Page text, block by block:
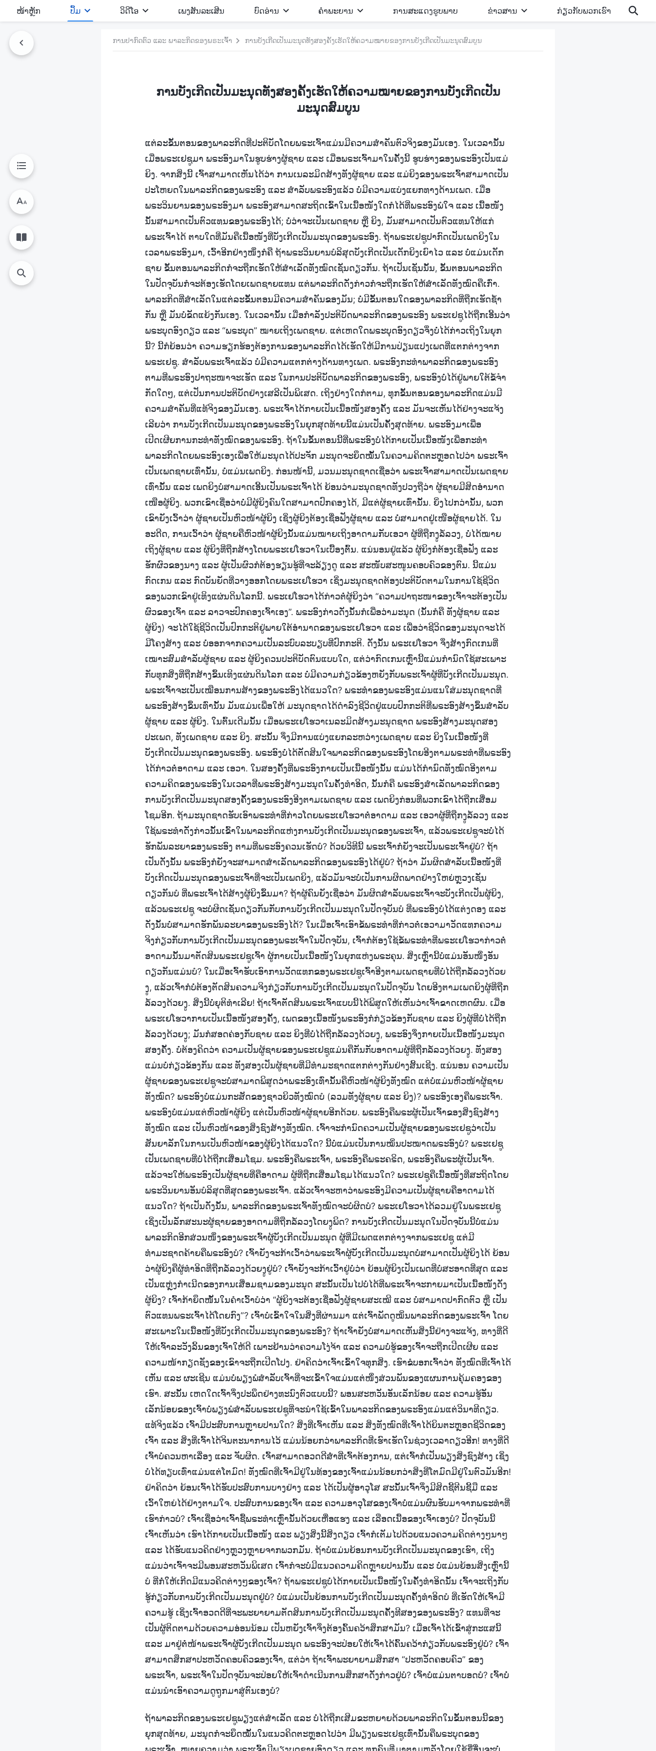
​ໜ້າຫຼັກ ປຶ້ມ ວິ​ດີ​ໂອ ເພງສັນລະເສີນ ບົດອ່ານ ຄຳພະຍານ ການສະແດງຮູບພາບ ຂ່າວສານ ກ່ຽວກັບພວກເຮົາ
ການປາກົດຕົວ ແລະ ພາລະກິດຂອງພຣະເຈົ້າ ການບັງເກີດເປັນມະນຸດທັງສອງຄັ້ງເຮັດໃຫ້ຄວາມໝາຍຂອງການບັງເກີດເປັນມະນຸດສົມບູນ
ການບັງເກີດເປັນມະນຸດທັງສອງຄັ້ງເຮັດໃຫ້ຄວາມໝາຍຂອງການບັງເກີດເປັນ
ມະນຸດສົມບູນ
ແຕ່ລະຂັ້ນຕອນຂອງພາລະກິດທີ່ປະຕິບັດໂດຍພຣະເຈົ້າແມ່ນມີຄວາມສໍາຄັນຕົວຈິງຂອງມັນເອງ. ໃນເວລານັ້ນ
ເມື່ອພຣະເຢຊູມາ ພຣະອົງມາໃນຮູບຮ່າງຜູ້ຊາຍ ແລະ ເມື່ອພຣະເຈົ້າມາໃນຄັ້ງນີ້ ຮູບຮ່າງຂອງພຣະອົງເປັນແມ່
ຍິງ. ຈາກສິ່ງນີ້ ເຈົ້າສາມາດເຫັນໄດ້ວ່າ ການເນລະມິດສ້າງທັງຜູ້ຊາຍ ແລະ ແມ່ຍິງຂອງພຣະເຈົ້າສາມາດເປັນ
ປະໂຫຍດໃນພາລະກິດຂອງພຣະອົງ ແລະ ສໍາລັບພຣະອົງແລ້ວ ບໍ່ມີຄວາມແບ່ງແຍກທາງດ້ານເພດ. ເມື່ອ
ພຣະວິນຍານຂອງພຣະອົງມາ ພຣະອົງສາມາດສະຖິດເຂົ້າໃນເນື້ອໜັງໃດກໍໄດ້ທີ່ພຣະອົງພໍໃຈ ແລະ ເນື້ອໜັງ
ນັ້ນສາມາດເປັນຕົວແທນຂອງພຣະອົງໄດ້; ບໍ່ວ່າຈະເປັນເພດຊາຍ ຫຼື ຍິງ, ມັນສາມາດເປັນຕົວແທນໃຫ້ແກ່
ພຣະເຈົ້າໄດ້ ຕາບໃດທີ່ມັນຄືເນື້ອໜັງທີ່ບັງເກີດເປັນມະນຸດຂອງພຣະອົງ. ຖ້າພຣະເຢຊູປາກົດເປັນເພດຍິງໃນ
ເວລາພຣະອົງມາ, ເວົ້າອີກຢ່າງໜຶ່ງກໍຄື ຖ້າພຣະວິນຍານບໍລິສຸດບັງເກີດເປັນເດັກຍິງເຍົາໄວ ແລະ ບໍ່ແມ່ນເດັກ
ຊາຍ ຂັ້ນຕອນພາລະກິດກໍຈະຖືກເຮັດໃຫ້ສໍາເລັດທັງໝົດເຊັ່ນດຽວກັນ. ຖ້າເປັນເຊັ່ນນັ້ນ, ຂັ້ນຕອນພາລະກິດ
ໃນປັດຈຸບັນກໍຈະຕ້ອງເຮັດໂດຍເພດຊາຍແທນ ແຕ່ພາລະກິດດັ່ງກ່າວກໍຈະຖືກເຮັດໃຫ້ສໍາເລັດທັງໝົດຄືເກົ່າ.
ພາລະກິດທີ່ສໍາເລັດໃນແຕ່ລະຂັ້ນຕອນມີຄວາມສໍາຄັນຂອງມັນ; ບໍ່ມີຂັ້ນຕອນໃດຂອງພາລະກິດທີ່ຖືກເຮັດຊໍ້າ
ກັນ ຫຼື ມັນບໍ່ຂັດແຍ້ງກັນເອງ. ໃນເວລານັ້ນ ເມື່ອກຳລັງປະຕິບັດພາລະກິດຂອງພຣະອົງ ພຣະເຢຊູໄດ້ຖືກເອີ້ນວ່າ
ພຣະບຸດອົງດຽວ ແລະ “ພຣະບຸດ” ໝາຍເຖິງເພດຊາຍ. ແຕ່ເຫດໃດພຣະບຸດອົງດຽວຈຶ່ງບໍ່ໄດ້ກ່າວເຖິງໃນຍຸກ
ນີ້? ນີ້ກໍຍ້ອນວ່າ ຄວາມຮຽກຮ້ອງຕ້ອງການຂອງພາລະກິດໄດ້ເຮັດໃຫ້ມີການປ່ຽນແປງເພດທີ່ແຕກຕ່າງຈາກ
ພຣະເຢຊູ. ສໍາລັບພຣະເຈົ້າແລ້ວ ບໍ່ມີຄວາມແຕກຕ່າງດ້ານທາງເພດ. ພຣະອົງກະທໍາພາລະກິດຂອງພຣະອົງ
ຕາມທີ່ພຣະອົງປາຖະໜາຈະເຮັດ ແລະ ໃນການປະຕິບັດພາລະກິດຂອງພຣະອົງ, ພຣະອົງບໍ່ໄດ້ຢູ່ພາຍໃຕ້ຂໍ້ຈໍາ
ກັດໃດໆ, ແຕ່ເປັນການປະຕິບັດຢ່າງເສລີເປັນພິເສດ. ເຖິງຢ່າງໃດກໍຕາມ, ທຸກຂັ້ນຕອນຂອງພາລະກິດແມ່ນມີ
ຄວາມສໍາຄັນທີ່ແທ້ຈິງຂອງມັນເອງ. ພຣະເຈົ້າໄດ້ກາຍເປັນເນື້ອໜັງສອງຄັ້ງ ແລະ ມັນຈະເຫັນໄດ້ຢ່າງຈະແຈ້ງ
ເລີຍວ່າ ການບັງເກີດເປັນມະນຸດຂອງພຣະອົງໃນຍຸກສຸດທ້າຍນີ້ແມ່ນເປັນຄັ້ງສຸດທ້າຍ. ພຣະອົງມາເພື່ອ
ເປີດເຜີຍການກະທໍາທັງໝົດຂອງພຣະອົງ. ຖ້າໃນຂັ້ນຕອນນີ້ທີ່ພຣະອົງບໍ່ໄດ້ກາຍເປັນເນື້ອໜັງເພື່ອກະທໍາ
ພາລະກິດໂດຍພຣະອົງເອງເພື່ອໃຫ້ມະນຸດໄດ້ປະຈັກ ມະນຸດຈະຍຶດໝັ້ນໃນຄວາມຄິດຕະຫຼອດໄປວ່າ ພຣະເຈົ້າ
ເປັນເພດຊາຍເທົ່ານັ້ນ, ບໍ່ແມ່ນເພດຍິງ. ກ່ອນໜ້ານີ້, ມວນມະນຸດຊາດເຊື່ອວ່າ ພຣະເຈົ້າສາມາດເປັນເພດຊາຍ
ເທົ່ານັ້ນ ແລະ ເພດຍິງບໍ່ສາມາດເອີ້ນເປັນພຣະເຈົ້າໄດ້ ຍ້ອນວ່າມະນຸດຊາດທັງປວງຖືວ່າ ຜູ້ຊາຍມີສິດອໍານາດ
ເໜືອຜູ້ຍິງ. ພວກເຂົາເຊື່ອວ່າບໍ່ມີຜູ້ຍິງຄົນໃດສາມາດປົກຄອງໄດ້, ມີແຕ່ຜູ້ຊາຍເທົ່ານັ້ນ. ຍິ່ງໄປກວ່ານັ້ນ, ພວກ
ເຂົາຍັງເວົ້າວ່າ ຜູ້ຊາຍເປັນຫົວໜ້າຜູ້ຍິງ ເຊິ່ງຜູ້ຍິງຕ້ອງເຊື່ອຟັງຜູ້ຊາຍ ແລະ ບໍ່ສາມາດຢູ່ເໜືອຜູ້ຊາຍໄດ້. ໃນ
ອະດີດ, ການເວົ້າວ່າ ຜູ້ຊາຍຄືຫົວໜ້າຜູ້ຍິງນັ້ນແມ່ນໝາຍເຖິງອາດາມກັບເອວາ ຜູ້ທີ່ຖືກງູລໍ້ລວງ, ບໍ່ໄດ້ໝາຍ
ເຖິງຜູ້ຊາຍ ແລະ ຜູ້ຍິງທີ່ຖືກສ້າງໂດຍພຣະເຢໂຮວາໃນເບື້ອງຕົ້ນ. ແນ່ນອນຢູ່ແລ້ວ ຜູ້ຍິງກໍຕ້ອງເຊື່ອຟັງ ແລະ
ຮັກຜົວຂອງນາງ ແລະ ຜູ້ເປັນຜົວກໍຕ້ອງຮຽນຮູ້ທີ່ຈະລ້ຽງດູ ແລະ ສະໜັບສະໜູນຄອບຄົວຂອງຕົນ. ນີ້ແມ່ນ
ກົດເກນ ແລະ ກົດບັນຍັດທີ່ວາງອອກໂດຍພຣະເຢໂຮວາ ເຊິ່ງມະນຸດຊາດຕ້ອງປະຕິບັດຕາມໃນການໃຊ້ຊີວິດ
ຂອງພວກເຂົາຢູ່ເທິງແຜ່ນດິນໂລກນີ້. ພຣະເຢໂຮວາໄດ້ກ່າວຕໍ່ຜູ້ຍິງວ່າ “ຄວາມປາຖະໜາຂອງເຈົ້າຈະຕ້ອງເປັນ
ຜົວຂອງເຈົ້າ ແລະ ລາວຈະປົກຄອງເຈົ້າເອງ”. ພຣະອົງກ່າວດັ່ງນັ້ນກໍເພື່ອວ່າມະນຸດ (ນັ້ນກໍຄື ທັງຜູ້ຊາຍ ແລະ
ຜູ້ຍິງ) ຈະໄດ້ໃຊ້ຊີວິດເປັນປົກກະຕິຢູ່ພາຍໃຕ້ອຳນາດຂອງພຣະເຢໂຮວາ ແລະ ເພື່ອວ່າຊີວິດຂອງມະນຸດຈະໄດ້
ມີໂຄງສ້າງ ແລະ ບໍ່ອອກຈາກຄວາມເປັນລະບົບລະບຽບທີ່ປົກກະຕິ. ດັ່ງນັ້ນ ພຣະເຢໂຮວາ ຈຶ່ງສ້າງກົດເກນທີ່
ເໝາະສົມສໍາລັບຜູ້ຊາຍ ແລະ ຜູ້ຍິງຄວນປະຕິບັດຕົນແບບໃດ, ແຕ່ວ່າກົດເກນເຫຼົ່ານີ້ແມ່ນກໍານົດໃຊ້ສະເພາະ
ກັບທຸກສິ່ງທີ່ຖືກສ້າງຂຶ້ນເທິງແຜ່ນດິນໂລກ ແລະ ບໍ່ມີຄວາມກ່ຽວຂ້ອງຫຍັງກັບພຣະເຈົ້າຜູ້ທີ່ບັງເກີດເປັນມະນຸດ.
ພຣະເຈົ້າຈະເປັນເໝືອນການສ້າງຂອງພຣະອົງໄດ້ແນວໃດ? ພຣະທໍາຂອງພຣະອົງແມ່ນແນໃສ່ມະນຸດຊາດທີ່
ພຣະອົງສ້າງຂຶ້ນເທົ່ານັ້ນ ມັນແມ່ນເພື່ອໃຫ້ ມະນຸດຊາດໄດ້ດໍາລົງຊີວິດຢູ່ແບບປົກກະຕິທີ່ພຣະອົງສ້າງຂຶ້ນສໍາລັບ
ຜູ້ຊາຍ ແລະ ຜູ້ຍິງ. ໃນຕົ້ນເດີມນັ້ນ ເມື່ອພຣະເຢໂຮວາເນລະມິດສ້າງມະນຸດຊາດ ພຣະອົງສ້າງມະນຸດສອງ
ປະເພດ, ທັງເພດຊາຍ ແລະ ຍິງ. ສະນັ້ນ ຈຶ່ງມີການແບ່ງແຍກລະຫວ່າງເພດຊາຍ ແລະ ຍິງໃນເນື້ອໜັງທີ່
ບັງເກີດເປັນມະນຸດຂອງພຣະອົງ. ພຣະອົງບໍ່ໄດ້ຕັດສິນໃຈພາລະກິດຂອງພຣະອົງໂດຍອີງຕາມພຣະທໍາທີ່ພຣະອົງ
ໄດ້ກ່າວຕໍ່ອາດາມ ແລະ ເອວາ. ໃນສອງຄັ້ງທີ່ພຣະອົງກາຍເປັນເນື້ອໜັງນັ້ນ ແມ່ນໄດ້ກໍານົດທັງໝົດອີງຕາມ
ຄວາມຄິດຂອງພຣະອົງໃນເວລາທີ່ພຣະອົງສ້າງມະນຸດໃນຄັ້ງທໍາອິດ, ນັ້ນກໍຄື ພຣະອົງສໍາເລັດພາລະກິດຂອງ
ການບັງເກີດເປັນມະນຸດສອງຄັ້ງຂອງພຣະອົງອີງຕາມເພດຊາຍ ແລະ ເພດຍິງກ່ອນທີ່ພວກເຂົາໄດ້ຖືກເສື່ອມ
ໂຊມອີກ. ຖ້າມະນຸດຊາດຮັບເອົາພຣະທໍາທີ່ກ່າວໂດຍພຣະເຢໂຮວາຕໍ່ອາດາມ ແລະ ເອວາຜູ້ທີ່ຖືກງູລໍ້ລວງ ແລະ
ໃຊ້ພຣະທໍາດັ່ງກ່າວນັ້ນເຂົ້າໃນພາລະກິດແຫ່ງການບັງເກີດເປັນມະນຸດຂອງພຣະເຈົ້າ, ແລ້ວພຣະເຢຊູຈະບໍ່ໄດ້
ຮັກພັນລະຍາຂອງພຣະອົງ ຕາມທີ່ພຣະອົງຄວນເຮັດບໍ? ດ້ວຍວິທີນີ້ ພຣະເຈົ້າກໍຍັງຈະເປັນພຣະເຈົ້າຢູ່ບໍ? ຖ້າ
ເປັນດັ່ງນັ້ນ ພຣະອົງກໍຍັງຈະສາມາດສໍາເລັດພາລະກິດຂອງພຣະອົງໄດ້ຢູ່ບໍ? ຖ້າວ່າ ມັນຜິດສໍາລັບເນື້ອໜັງທີ່
ບັງເກີດເປັນມະນຸດຂອງພຣະເຈົ້າທີ່ຈະເປັນເພດຍິງ, ແລ້ວມັນຈະບໍ່ເປັນການຜິດພາດຢ່າງໃຫຍ່ຫຼວງເຊັ່ນ
ດຽວກັນບໍ ທີ່ພຣະເຈົ້າໄດ້ສ້າງຜູ້ຍິງຂຶ້ນມາ? ຖ້າຜູ້ຄົນຍັງເຊື່ອວ່າ ມັນຜິດສໍາລັບພຣະເຈົ້າຈະບັງເກີດເປັນຜູ້ຍິງ,
ແລ້ວພຣະເຢຊູ ຈະບໍ່ຜິດເຊັ່ນດຽວກັນກັບການບັງເກີດເປັນມະນຸດໃນປັດຈຸບັນບໍ ທີ່ພຣະອົງບໍ່ໄດ້ແຕ່ງດອງ ແລະ
ດັ່ງນັ້ນບໍ່ສາມາດຮັກພັນລະຍາຂອງພຣະອົງໄດ້? ໃນເມື່ອເຈົ້າເອົາຂໍ້ພຣະທໍາທີ່ກ່າວຕໍ່ເອວາມາວັດແທກຄວາມ
ຈິງກ່ຽວກັບການບັງເກີດເປັນມະນຸດຂອງພຣະເຈົ້າໃນປັດຈຸບັນ, ເຈົ້າກໍຕ້ອງໃຊ້ຂໍ້ພຣະທໍາທີ່ພຣະເຢໂຮວາກ່າວຕໍ່
ອາດາມນັ້ນມາຕັດສິນພຣະເຢຊູເຈົ້າ ຜູ້ກາຍເປັນເນື້ອໜັງໃນຍຸກແຫ່ງພຣະຄຸນ. ສິ່ງເຫຼົ່ານີ້ບໍ່ແມ່ນອັນໜຶ່ງອັນ
ດຽວກັນແມ່ນບໍ? ໃນເມື່ອເຈົ້າຮັບເອົາການວັດແທກຂອງພຣະເຢຊູເຈົ້າອີງຕາມເພດຊາຍທີ່ບໍ່ໄດ້ຖືກລໍ້ລວງດ້ວຍ
ງູ, ແລ້ວເຈົ້າກໍບໍ່ຕ້ອງຕັດສິນຄວາມຈິງກ່ຽວກັບການບັງເກີດເປັນມະນຸດໃນປັດຈຸບັນ ໂດຍອີງຕາມເພດຍິງຜູ້ທີ່ຖືກ
ລໍ້ລວງດ້ວຍງູ. ສິ່ງນີ້ບໍ່ຍຸຕິທໍາເລີຍ! ຖ້າເຈົ້າຕັດສິນພຣະເຈົ້າແບບນີ້ໄດ້ພິສູດໃຫ້ເຫັນວ່າເຈົ້າຂາດເຫດຜົນ. ເມື່ອ
ພຣະເຢໂຮວາກາຍເປັນເນື້ອໜັງສອງຄັ້ງ, ເພດຂອງເນື້ອໜັງພຣະອົງກໍກ່ຽວຂ້ອງກັບຊາຍ ແລະ ຍິງຜູ້ທີ່ບໍ່ໄດ້ຖືກ
ລໍ້ລວງດ້ວຍງູ; ມັນກໍສອດຄ່ອງກັບຊາຍ ແລະ ຍິງທີ່ບໍ່ໄດ້ຖືກລໍ້ລວງດ້ວຍງູ, ພຣະອົງຈຶ່ງກາຍເປັນເນື້ອໜັງມະນຸດ
ສອງຄັ້ງ. ບໍ່ຕ້ອງຄິດວ່າ ຄວາມເປັນຜູ້ຊາຍຂອງພຣະເຢຊູແມ່ນຄືກັນກັບອາດາມຜູ້ທີ່ຖືກລໍ້ລວງດ້ວຍງູ. ທັງສອງ
ແມ່ນບໍ່ກ່ຽວຂ້ອງກັນ ແລະ ທັງສອງເປັນຜູ້ຊາຍທີ່ມີທຳມະຊາດແຕກຕ່າງກັນຢ່າງສິ້ນເຊີງ. ແນ່ນອນ ຄວາມເປັນ
ຜູ້ຊາຍຂອງພຣະເຢຊູຈະບໍ່ສາມາດພິສູດວ່າພຣະອົງເທົ່ານັ້ນຄືຫົວໜ້າຜູ້ຍິງທັງໝົດ ແຕ່ບໍ່ແມ່ນຫົວໜ້າຜູ້ຊາຍ
ທັງໝົດ? ພຣະອົງບໍ່ແມ່ນກະສັດຂອງຊາວຍິວທັງໝົດບໍ (ລວມທັງຜູ້ຊາຍ ແລະ ຍິງ)? ພຣະອົງເອງຄືພຣະເຈົ້າ.
ພຣະອົງບໍ່ແມ່ນແຕ່ຫົວໜ້າຜູ້ຍິງ ແຕ່ເປັນຫົວໜ້າຜູ້ຊາຍອີກດ້ວຍ. ພຣະອົງຄືພຣະຜູ້ເປັນເຈົ້າຂອງສິ່ງຊົງສ້າງ
ທັງໝົດ ແລະ ເປັນຫົວໜ້າຂອງສິ່ງຊົງສ້າງທັງໝົດ. ເຈົ້າຈະກຳນົດຄວາມເປັນຜູ້ຊາຍຂອງພຣະເຢຊູວ່າເປັນ
ສັນຍາລັກໃນການເປັນຫົວໜ້າຂອງຜູ້ຍິງໄດ້ແນວໃດ? ນີ້ບໍ່ແມ່ນເປັນການໝິ່ນປະໝາດພຣະອົງບໍ? ພຣະເຢຊູ
ເປັນເພດຊາຍທີ່ບໍ່ໄດ້ຖືກເສື່ອມໂຊມ. ພຣະອົງຄືພຣະເຈົ້າ, ພຣະອົງຄືພຣະຄຣິດ, ພຣະອົງຄືພຣະຜູ້ເປັນເຈົ້າ.
ແລ້ວຈະໃຫ້ພຣະອົງເປັນຜູ້ຊາຍທີ່ຄືອາດາມ ຜູ້ທີ່ຖືກເສື່ອມໂຊມໄດ້ແນວໃດ? ພຣະເຢຊູຄືເນື້ອໜັງທີ່ສະຖິດໂດຍ
ພຣະວິນຍານອັນບໍລິສຸດທີ່ສຸດຂອງພຣະເຈົ້າ. ແລ້ວເຈົ້າຈະຫາວ່າພຣະອົງມີຄວາມເປັນຜູ້ຊາຍຄືອາດາມໄດ້
ແນວໃດ? ຖ້າເປັນດັ່ງນັ້ນ, ພາລະກິດຂອງພຣະເຈົ້າທັງໝົດຈະບໍ່ຜິດບໍ? ພຣະເຢໂຮວາໄດ້ລວມຢູ່ໃນພຣະເຢຊູ
ເຊິ່ງເປັນລັກສະນະຜູ້ຊາຍຂອງອາດາມທີ່ຖືກລໍ້ລວງໂດຍງູພິດ? ການບັງເກີດເປັນມະນຸດໃນປັດຈຸບັນນີ້ບໍ່ແມ່ນ
ພາລະກິດອີກສ່ວນໜຶ່ງຂອງພຣະເຈົ້າຜູ້ບັງເກີດເປັນມະນຸດ ຜູ້ທີ່ມີເພດແຕກຕ່າງຈາກພຣະເຢຊູ ແຕ່ມີ
ທຳມະຊາດຄ້າຍຄືພຣະອົງບໍ? ເຈົ້າຍັງຈະກ້າເວົ້າວ່າພຣະເຈົ້າຜູ້ບັງເກີດເປັນມະນຸດບໍ່ສາມາດເປັນຜູ້ຍິງໄດ້ ຍ້ອນ
ວ່າຜູ້ຍິງຄືຜູ້ທໍາອິດທີ່ຖືກລໍ້ລວງດ້ວຍງູຢູ່ບໍ? ເຈົ້າຍັງຈະກ້າເວົ້າຢູ່ບໍ່ວ່າ ຍ້ອນຜູ້ຍິງເປັນເພດທີ່ບໍ່ສະອາດທີ່ສຸດ ແລະ
ເປັນແຫຼ່ງກໍາເນີດຂອງການເສື່ອມຊາມຂອງມະນຸດ ສະນັ້ນເປັນໄປບໍ່ໄດ້ທີ່ພຣະເຈົ້າຈະກາຍມາເປັນເນື້ອໜັງດັ່ງ
ຜູ້ຍິງ? ເຈົ້າກ້າຍຶດໜັ້ນໃນຄໍາເວົ້າບໍວ່າ “ຜູ້ຍິງຈະຕ້ອງເຊື່ອຟັງຜູ້ຊາຍສະເໝີ ແລະ ບໍ່ສາມາດປາກົດຕົວ ຫຼື ເປັນ
ຕົວແທນພຣະເຈົ້າໄດ້ໂດຍກົງ”? ເຈົ້າບໍ່ເຂົ້າໃຈໃນສິ່ງທີ່ຜ່ານມາ ແຕ່ເຈົ້າພັດດູໝິ່ນພາລະກິດຂອງພຣະເຈົ້າ ໂດຍ
ສະເພາະໃນເນື້ອໜັງທີ່ບັງເກີດເປັນມະນຸດຂອງພຣະອົງ? ຖ້າເຈົ້າຍັງບໍ່ສາມາດເຫັນສິ່ງນີ້ຢ່າງຈະແຈ້ງ, ທາງທີ່ດີ
ໃຫ້ເຈົ້າລະວັງລິ້ນຂອງເຈົ້າໃຫ້ດີ ເພາະຢ້ານວ່າຄວາມໂງ່ຈ້າ ແລະ ຄວາມບໍ່ຮູ້ຂອງເຈົ້າຈະຖືກເປີດເຜີຍ ແລະ
ຄວາມໜ້າກຽດຊັງຂອງເຂົາຈະຖືກເປີດໂປງ. ຢ່າຄິດວ່າເຈົ້າເຂົ້າໃຈທຸກສິ່ງ. ເຮົາຂໍບອກເຈົ້າວ່າ ທັງໝົດທີ່ເຈົ້າໄດ້
ເຫັນ ແລະ ຜະເຊີນ ແມ່ນບໍ່ພຽງພໍສໍາລັບເຈົ້າທີ່ຈະເຂົ້າໃຈແມ່ນແຕ່ໜຶ່ງສ່ວນພັນຂອງແຜນການຄຸ້ມຄອງຂອງ
ເຮົາ. ສະນັ້ນ ເຫດໃດເຈົ້າຈຶ່ງປະພຶດຢ່າງທະນົງຕົວແບບນີ້? ພອນສະຫວັນອັນເລັກນ້ອຍ ແລະ ຄວາມຮູ້ອັນ
ເລັກນ້ອຍຂອງເຈົ້າບໍ່ພຽງພໍສໍາລັບພຣະເຢຊູທີ່ຈະນໍາໃຊ້ເຂົ້າໃນພາລະກິດຂອງພຣະອົງແມ່ນແຕ່ວິນາທີດຽວ.
ແທ້ຈິງແລ້ວ ເຈົ້າມີປະສົບການຫຼາຍປານໃດ? ສິ່ງທີ່ເຈົ້າເຫັນ ແລະ ສິ່ງທັງໝົດທີ່ເຈົ້າໄດ້ຍິນຕະຫຼອດຊີວິດຂອງ
ເຈົ້າ ແລະ ສິ່ງທີ່ເຈົ້າໄດ້ຈິນຕະນາການໄວ້ ແມ່ນນ້ອຍກວ່າພາລະກິດທີ່ເຮົາເຮັດໃນຊ່ວງເວລາດຽວອີກ! ທາງທີ່ດີ
ເຈົ້າບໍ່ຄວນຫາເລື່ອງ ແລະ ຈັບຜິດ. ເຈົ້າສາມາດອວດດີສໍ່າທີ່ເຈົ້າຕ້ອງການ, ແຕ່ເຈົ້າກໍເປັນພຽງສິ່ງຊົງສ້າງ ເຊິ່ງ
ບໍ່ໄດ້ທຽບເທົ່າແມ່ນແຕ່ໂຕມົດ! ທັງໝົດທີ່ເຈົ້າມີຢູ່ໃນທ້ອງຂອງເຈົ້າແມ່ນນ້ອຍກວ່າສິ່ງທີ່ໂຕມົດມີຢູ່ໃນຕົວມັນອີກ!
ຢ່າຄິດວ່າ ຍ້ອນເຈົ້າໄດ້ຮັບປະສົບການບາງຢ່າງ ແລະ ໄດ້ເປັນຜູ້ອາວຸໂສ ສະນັ້ນເຈົ້າຈຶ່ງມີສິດຊີ້ຕີນຊີ້ມື ແລະ
ເວົ້າໃຫຍ່ໄດ້ຢ່າງຕາມໃຈ. ປະສົບການຂອງເຈົ້າ ແລະ ຄວາມອາວຸໂສຂອງເຈົ້າບໍ່ແມ່ນຜົນຮັບມາຈາກພຣະທໍາທີ່
ເຮົາກ່າວບໍ? ເຈົ້າເຊື່ອວ່າເຈົ້າຊື້ພຣະທໍາເຫຼົ່ານັ້ນດ້ວຍເຫື່ອແຮງ ແລະ ເລືອດເນື້ອຂອງເຈົ້າເອງບໍ? ປັດຈຸບັນນີ້
ເຈົ້າເຫັນວ່າ ເຮົາໄດ້ກາຍເປັນເນື້ອໜັງ ແລະ ພຽງສິ່ງນີ້ສິ່ງດຽວ ເຈົ້າກໍເຕັມໄປດ້ວຍແນວຄວາມຄິດຕ່າງໆນາໆ
ແລະ ໄດ້ຮັບແນວຄິດຢ່າງຫຼວງຫຼາຍຈາກພວກມັນ. ຖ້າບໍ່ແມ່ນຍ້ອນການບັງເກີດເປັນມະນຸດຂອງເຮົາ, ເຖິງ
ແມ່ນວ່າເຈົ້າຈະມີພອນສະຫວັນພິເສດ ເຈົ້າກໍຈະບໍ່ມີແນວຄວາມຄິດຫຼາຍປານນັ້ນ ແລະ ບໍ່ແມ່ນຍ້ອນສິ່ງເຫຼົ່ານີ້
ບໍ ທີ່ກໍ່ໃຫ້ເກີດມີແນວຄິດຕ່າງໆຂອງເຈົ້າ? ຖ້າພຣະເຢຊູບໍ່ໄດ້ກາຍເປັນເນື້ອໜັງໃນຄັ້ງທໍາອິດນັ້ນ ເຈົ້າຈະເຖິງກັບ
ຮູ້ກ່ຽວກັບການບັງເກີດເປັນມະນຸດຢູ່ບໍ? ບໍ່ແມ່ນເປັນຍ້ອນການບັງເກີດເປັນມະນຸດຄັ້ງທໍາອິດບໍ ທີ່ເຮັດໃຫ້ເຈົ້າມີ
ຄວາມຮູ້ ເຊິ່ງເຈົ້າອວດດີທີ່ຈະພະຍາຍາມຕັດສິນການບັງເກີດເປັນມະນຸດຄັ້ງທີສອງຂອງພຣະອົງ? ແທນທີ່ຈະ
ເປັນຜູ້ຕິດຕາມດ້ວຍຄວາມອ່ອນນ້ອມ ເປັນຫຍັງເຈົ້າຈຶ່ງຕ້ອງຄົ້ນຄວ້າສຶກສາມັນ? ເມື່ອເຈົ້າໄດ້ເຂົ້າສູ່ກະແສນີ້
ແລະ ມາຢູ່ຕໍ່ໜ້າພຣະເຈົ້າຜູ້ບັງເກີດເປັນມະນຸດ ພຣະອົງຈະປ່ອຍໃຫ້ເຈົ້າໄດ້ຄົ້ນຄວ້າກ່ຽວກັບພຣະອົງຢູ່ບໍ? ເຈົ້າ
ສາມາດສຶກສາປະຫວັດຄອບຄົວຂອງເຈົ້າ, ແຕ່ວ່າ ຖ້າເຈົ້າພະຍາຍາມສຶກສາ “ປະຫວັດຄອບຄົວ” ຂອງ
ພຣະເຈົ້າ, ພຣະເຈົ້າໃນປັດຈຸບັນຈະປ່ອຍໃຫ້ເຈົ້າດໍາເນີນການສຶກສາດັ່ງກ່າວຢູ່ບໍ? ເຈົ້າບໍ່ແມ່ນຕາບອດບໍ? ເຈົ້າບໍ່
ແມ່ນນໍາເອົາຄວາມດູຖູກມາສູ່ຕົນເອງບໍ?
ຖ້າພາລະກິດຂອງພຣະເຢຊູພຽງແຕ່ສຳເລັດ ແລະ ບໍ່ໄດ້ຖືກເສີມຂະຫຍາຍດ້ວຍພາລະກິດໃນຂັ້ນຕອນນີ້ຂອງ
ຍຸກສຸດທ້າຍ, ມະນຸດກໍຈະຍຶດໝັ້ນໃນແນວຄິດຕະຫຼອດໄປວ່າ ມີພຽງພຣະເຢຊູເທົ່ານັ້ນຄືພຣະບຸດຂອງ